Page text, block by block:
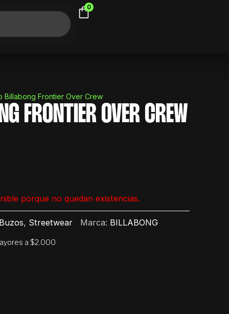
0
Billabong Frontier Over Crew
FRONTIER OVER CREW
porque no quedan existencias.
, Streetwear Marca: BILLABONG
a $2.000